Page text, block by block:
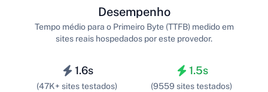
1.6s
(47K+ sites testados)
Desempenho
Tempo médio para o Primeiro Byte (TTFB) medido em
sites reais hospedados por este provedor.
1.5s
(9559 sites testados)